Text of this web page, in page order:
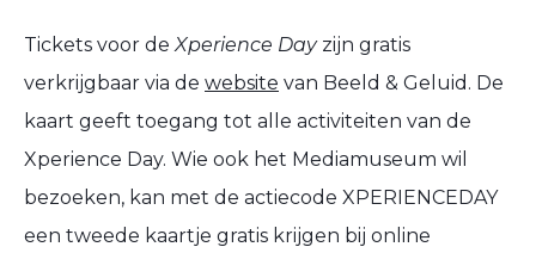
Tickets voor deXperience Dayzijn gratis
verkrijgbaar via de website van Beeld & Geluid. De
kaart geeft toegang tot alle activiteiten van de
Xperience Day. Wie ook het Mediamuseum wil
bezoeken, kan met de actiecode XPERIENCEDAY
een tweede kaartje gratis krijgen bij online